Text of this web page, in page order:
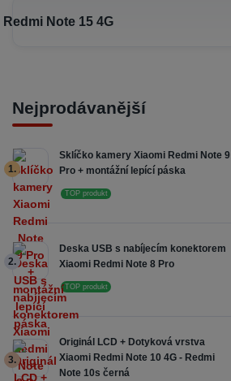
Redmi Note 15 4G
Nejprodávanější
1.
Sklíčko kamery Xiaomi Redmi Note 9
Pro + montážní lepící páska
TOP produkt
2.
Deska USB s nabíjecím konektorem
Xiaomi Redmi Note 8 Pro
TOP produkt
3.
Originál LCD + Dotyková vrstva
Xiaomi Redmi Note 10 4G - Redmi
Note 10s černá